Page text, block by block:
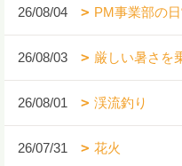
26/08/04 PM事業部の日
26/08/03 厳しい暑さを
26/08/01 渓流釣り
26/07/31 花火